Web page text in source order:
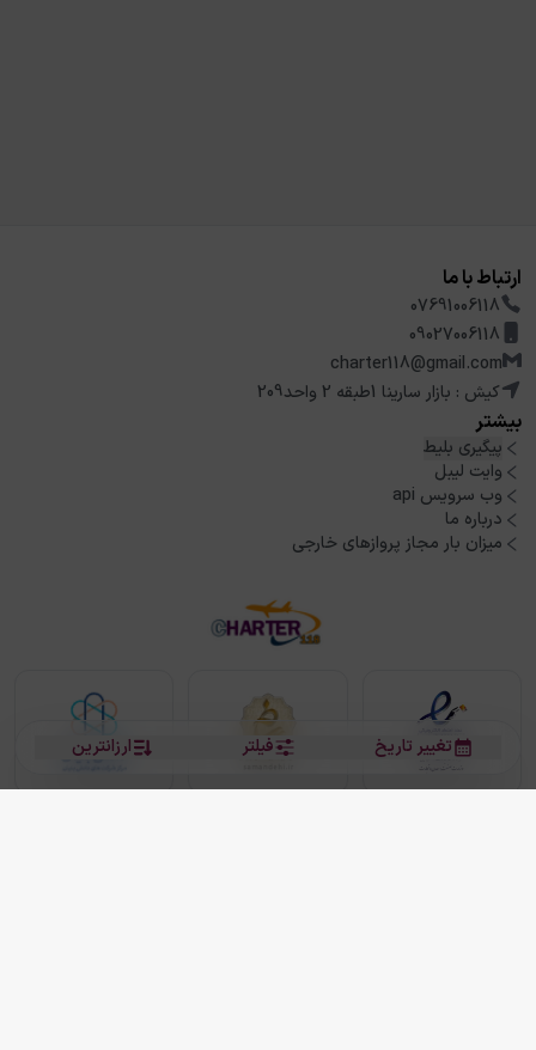
ارزانترین فیلتر تغییر تاریخ
ارتباط با ما
07691006118
09027006118
charter118@gmail.com
کیش : بازار سارینا 1طبقه 2 واحد209
بیشتر
پیگیری بلیط
وایت لیبل
وب سرویس api
درباره ما
میزان بار مجاز پروازهای خارجی